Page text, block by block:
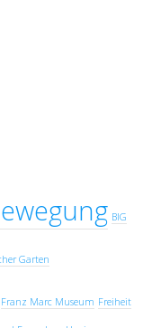
BIG
Garten
Franz Marc Museum Freiheit